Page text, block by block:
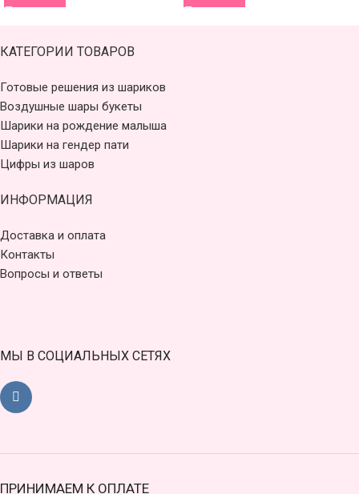
КАТЕГОРИИ ТОВАРОВ
Готовые решения из шариков
Воздушные шары букеты
Шарики на рождение малыша
Шарики на гендер пати
Цифры из шаров
ИНФОРМАЦИЯ
Доставка и оплата
Контакты
Вопросы и ответы
МЫ В СОЦИАЛЬНЫХ СЕТЯХ
ПРИНИМАЕМ К ОПЛАТЕ